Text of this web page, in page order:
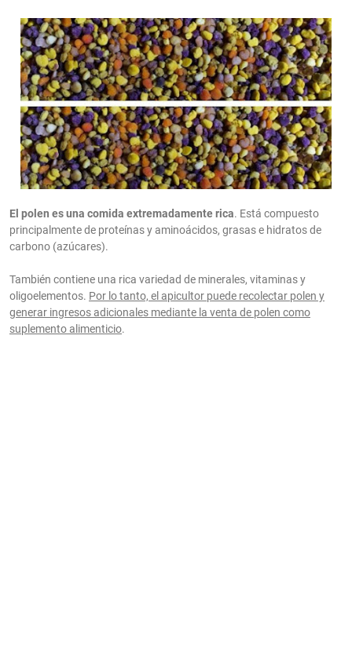
El polen es una comida extremadamente rica. Está compuesto
principalmente de proteínas y aminoácidos, grasas e hidratos de
carbono (azúcares).
También contiene una rica variedad de minerales, vitaminas y
oligoelementos. Por lo tanto, el apicultor puede recolectar polen y
generar ingresos adicionales mediante la venta de polen como
suplemento alimenticio.